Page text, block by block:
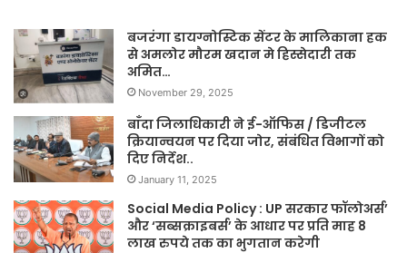
बजरंगा डायग्नोस्टिक सेंटर के मालिकाना हक
से अमलोर मौरम खदान मे हिस्सेदारी तक
अमित…
November 29, 2025
बाँदा जिलाधिकारी ने ई-ऑफिस / डिजीटल
क्रियान्वयन पर दिया जोर, संबंधित विभागों को
दिए निर्देश..
January 11, 2025
Social Media Policy : UP सरकार फॉलोअर्स’
और ‘सब्सक्राइबर्स’ के आधार पर प्रति माह 8
लाख रुपये तक का भुगतान करेगी